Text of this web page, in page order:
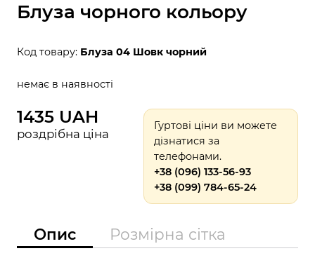
Блуза чорного кольору
Код товару: Блуза 04 Шовк чорний
немає в наявності
1435 UAH
роздрібна ціна
Гуртові ціни ви можете
дізнатися за
телефонами.
+38 (096) 133-56-93
+38 (099) 784-65-24
Опис Розмірна сітка